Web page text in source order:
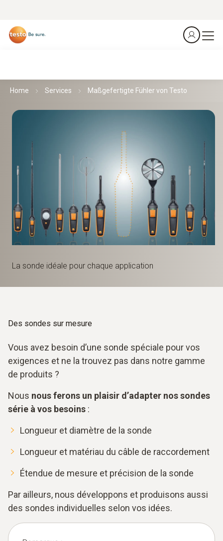
Home Services Maßgefertigte Fühler von Testo
La sonde idéale pour chaque application
Des sondes sur mesure
Vous avez besoin d’une sonde spéciale pour vos
exigences et ne la trouvez pas dans notre gamme
de produits ?
Nous nous ferons un plaisir d’adapter nos sondes
série à vos besoins :
Longueur et diamètre de la sonde
Longueur et matériau du câble de raccordement
Étendue de mesure et précision de la sonde
Par ailleurs, nous développons et produisons aussi
des sondes individuelles selon vos idées.